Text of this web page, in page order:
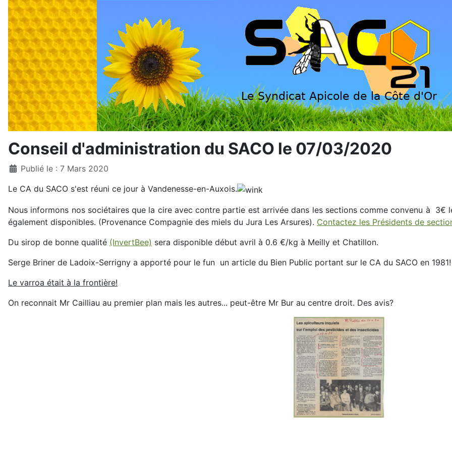
Conseil d'administration du SACO le 07/03/2020
DétailsPublié le : 7 Mars 2020
Le CA du SACO s'est réuni ce jour à Vandenesse-en-Auxois.
Nous informons nos sociétaires que la cire avec contre partie est arrivée dans les sections comme convenu à
également disponibles. (Provenance Compagnie des miels du Jura Les Arsures). Contactez les Présidents de
Du sirop de bonne qualité (InvertBee) sera disponible début avril à 0.6 €/kg à Meilly et Chatillon.
Serge Briner de Ladoix-Serrigny a apporté pour le fun un article du Bien Public portant sur le CA du SACO en 1981!
Le varroa était à la frontière!
On reconnait Mr Cailliau au premier plan mais les autres... peut-être Mr Bur au centre droit. Des avis?